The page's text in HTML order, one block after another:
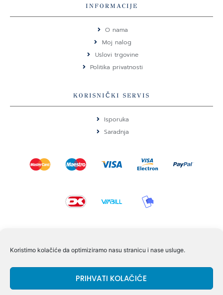
Koristimo kolačiće da optimiziramo nasu stranicu i nase usluge.
PRIHVATI KOLAČIĆE
e
b
o
o
k
t
a
g
r
a
m
INFORMACIJE
O nama
Moj nalog
Uslovi trgovine
Politika privatnosti
KORISNIČKI SERVIS
Isporuka
Saradnja
Volmersvej 11 6000 Kolding Danska
+45 60609846